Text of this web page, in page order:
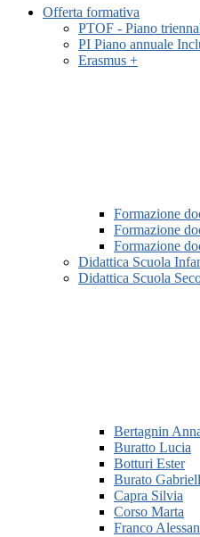
Offerta formativa
PTOF - Piano
PI Piano annuale
Erasmus +
Formazione
Formazione
Formazione
Didattica Scuola
Didattica Scuola
Bertagnin
Buratto Lucia
Botturi Ester
Burato
Capra Silvia
Corso Marta
Franco